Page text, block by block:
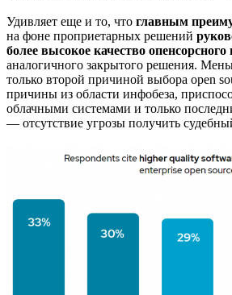
Удивляет еще и то, что главным
на фоне проприетарных решений
более высокое качество опенсорсного
аналогичного закрытого решения.
только второй причиной выбора open
причины из области инфобеза,
облачными системами и только
— отсутствие угрозы получить